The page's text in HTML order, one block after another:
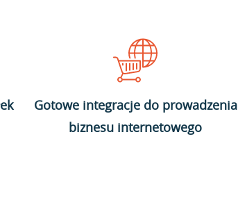
Gotowe integracje do prowadzenia
biznesu internetowego